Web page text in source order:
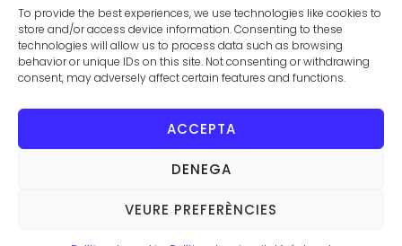
To provide the best experiences, we use technologies like cookies to
store and/or access device information. Consenting to these
technologies will allow us to process data such as browsing
behavior or unique IDs on this site. Not consenting or withdrawing
consent, may adversely affect certain features and functions.
ACCEPTA
DENEGA
VEURE PREFERÈNCIES
Accés a la Plataforma
de Licitació Electrònica
Gerència Urbanística Port Vell
© G.U Port Vell de la Autoridad Portuaria de